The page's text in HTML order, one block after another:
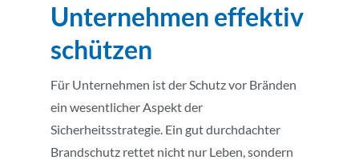
Unternehmen effektiv
schützen
Für Unternehmen ist der Schutz vor Bränden
ein wesentlicher Aspekt der
Sicherheitsstrategie. Ein gut durchdachter
Brandschutz rettet nicht nur Leben, sondern